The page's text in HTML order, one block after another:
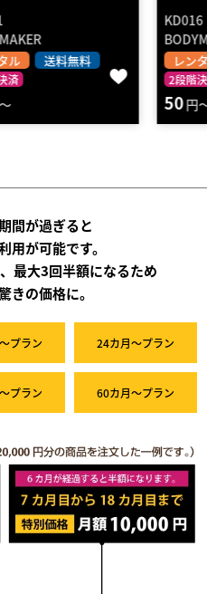
BODYMAKER
レンタル
間が過ぎると
用が可能です。
最大3回半額になるため
きの価格に。
プラン 24カ月～プラン
プラン 60カ月～プラン